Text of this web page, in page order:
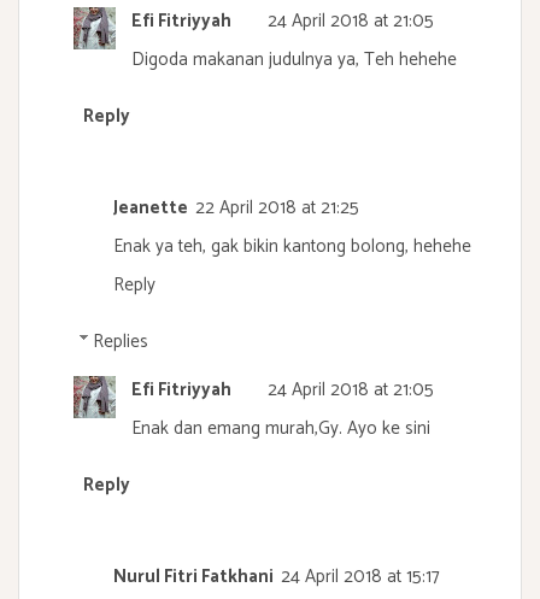
Efi Fitriyyah
24 April 2018 at 21:05
Digoda makanan judulnya ya, Teh hehehe
Reply
Jeanette 22 April 2018 at 21:25
Enak ya teh, gak bikin kantong bolong, hehehe
Reply
Replies
Efi Fitriyyah
24 April 2018 at 21:05
Enak dan emang murah,Gy. Ayo ke sini
Reply
Nurul Fitri Fatkhani 24 April 2018 at 15:17